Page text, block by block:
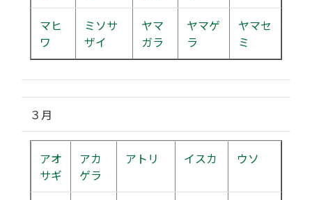
マヒ
ワ
ミソサ
ザイ
ヤマ
ガラ
ヤマゲ
ラ
ヤマセ
ミ
３月
アオ
サギ
アカ
ゲラ
アトリ イスカ ウソ